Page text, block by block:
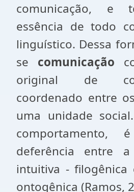
comunicação, e
essência de todo
linguístico. Dessa
se comunicação
original de
coordenado entre
uma unidade
comportamento,
deferência entre a
intuitiva - filogênica
ontogênica (Ramos,